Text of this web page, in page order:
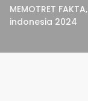
MEMOTRET
indonesia 2024